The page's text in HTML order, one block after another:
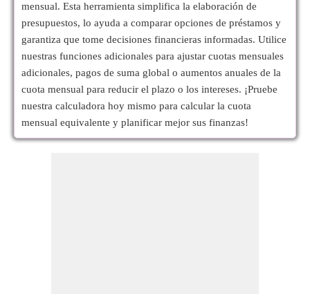
mensual. Esta herramienta simplifica la elaboración de
presupuestos, lo ayuda a comparar opciones de préstamos y
garantiza que tome decisiones financieras informadas. Utilice
nuestras funciones adicionales para ajustar cuotas mensuales
adicionales, pagos de suma global o aumentos anuales de la
cuota mensual para reducir el plazo o los intereses. ¡Pruebe
nuestra calculadora hoy mismo para calcular la cuota
mensual equivalente y planificar mejor sus finanzas!